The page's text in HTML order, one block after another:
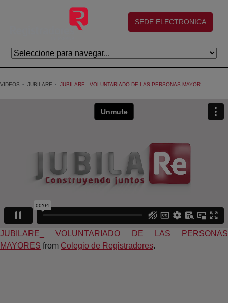
Saltar al contenido principal
(abre en nueva ventana)
SEDE ELECTRONICA
VIDEOS JUBILARE
JUBILARE_ VOLUNTARIADO DE LAS PERSONAS
MAYORES from Colegio de Registradores.